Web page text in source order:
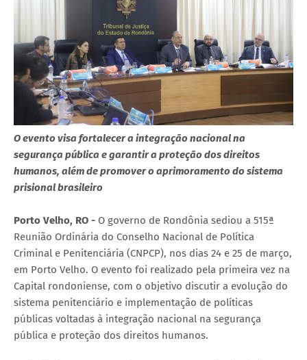
O evento visa fortalecer a integração nacional na
segurança pública e garantir a proteção dos direitos
humanos, além de promover o aprimoramento do sistema
prisional brasileiro
Porto Velho, RO - O governo de Rondônia sediou a 515ª
Reunião Ordinária do Conselho Nacional de Política
Criminal e Penitenciária (CNPCP), nos dias 24 e 25 de março,
em Porto Velho. O evento foi realizado pela primeira vez na
Capital rondoniense, com o objetivo discutir a evolução do
sistema penitenciário e implementação de políticas
públicas voltadas à integração nacional na segurança
pública e proteção dos direitos humanos.